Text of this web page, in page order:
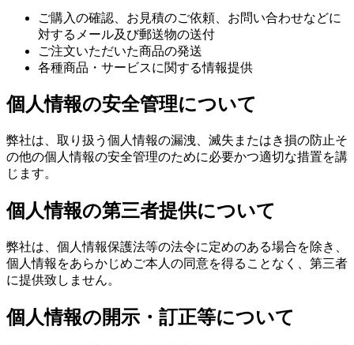
ご購入の確認、お見積のご依頼、お問い合わせなどに
対するメール及び郵送物の送付
ご注文いただいた商品の発送
各種商品・サービスに関する情報提供
個人情報の安全管理について
弊社は、取り扱う個人情報の漏洩、滅失またはき損の防止そ
の他の個人情報の安全管理のために必要かつ適切な措置を講
じます。
個人情報の第三者提供について
弊社は、個人情報保護法等の法令に定めのある場合を除き、
個人情報をあらかじめご本人の同意を得ることなく、第三者
に提供致しません。
個人情報の開示・訂正等について